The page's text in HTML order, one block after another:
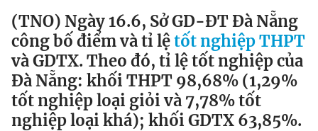
Bạn cần biết
Thông tin tòa soạn Liên hệ quảng cáo
(TNO) Ngày 16.6, Sở GD-ĐT Đà Nẵng
công bố điểm và tỉ lệtốt nghiệp THPT
và GDTX. Theo đó, tỉ lệ tốt nghiệp của
Đà Nẵng: khối THPT 98,68% (1,29%
tốt nghiệp loại giỏi và 7,78% tốt
nghiệp loại khá); khối GDTX 63,85%.